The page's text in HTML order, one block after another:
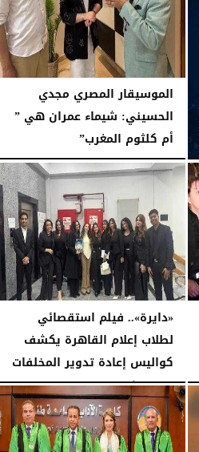
الموسيقار المصري مجدي
الحسيني: شيماء عمران هي ”
أم كلثوم المغرب”
الإثنين، 6 يوليو 2026 01:42 صـ
«دايرة».. فيلم استقصائي
لطلاب إعلام القاهرة يكشف
كواليس إعادة تدوير المخلفات
الخميس، 16 أبريل 2026 12:12 صـ